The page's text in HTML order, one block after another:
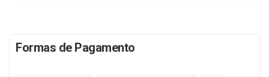
Formas de Pagamento